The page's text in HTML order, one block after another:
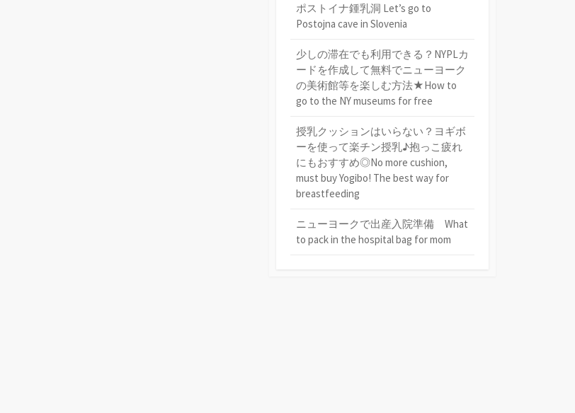
ポストイナ鍾乳洞 Let’s go to
Postojna cave in Slovenia
少しの滞在でも利用できる？NYPLカ
ードを作成して無料でニューヨーク
の美術館等を楽しむ方法★How to
go to the NY museums for free
授乳クッションはいらない？ヨギボ
ーを使って楽チン授乳♪抱っこ疲れ
にもおすすめ◎No more cushion,
must buy Yogibo! The best way for
breastfeeding
ニューヨークで出産入院準備 What
to pack in the hospital bag for mom